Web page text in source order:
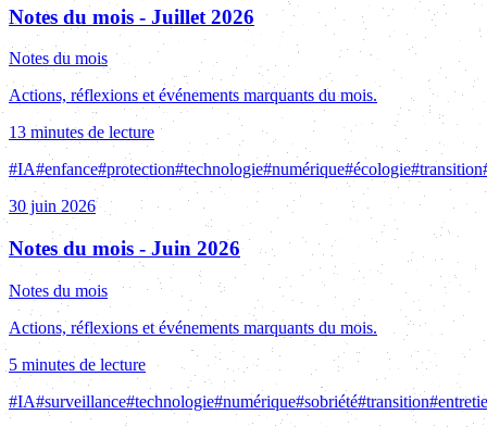
Notes du mois - Juillet 2026
Notes du mois
Actions, réflexions et événements marquants du mois.
13 minutes de lecture
#IA#enfance#protection#technologie#numérique#écologie#transition
30 juin 2026
Notes du mois - Juin 2026
Notes du mois
Actions, réflexions et événements marquants du mois.
5 minutes de lecture
#IA#surveillance#technologie#numérique#sobriété#transition#